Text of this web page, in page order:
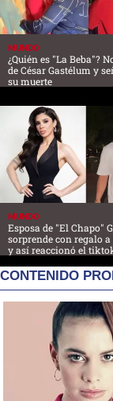
MUNDO
¿Quién es "La Beba"?
de César Gastélum y
su muerte
MUNDO
Esposa de "El Chapo"
sorprende con regalo
y así reaccionó el
CONTENIDO